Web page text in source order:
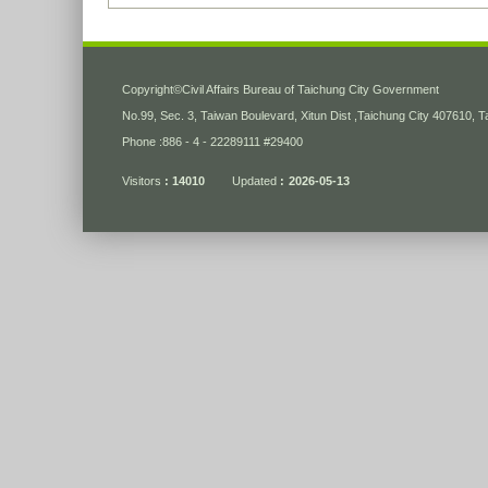
Copyright©Civil Affairs Bureau of Taichung City Government
No.99, Sec. 3, Taiwan Boulevard, Xitun Dist ,Taichung City 407610,
Phone :886 - 4 - 22289111 #29400
Visitors 14010 Updated 2026-05-13